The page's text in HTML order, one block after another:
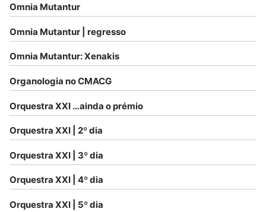
Omnia Mutantur
Omnia Mutantur | regresso
Omnia Mutantur: Xenakis
Organologia no CMACG
Orquestra XXI …ainda o prémio
Orquestra XXI | 2º dia
Orquestra XXI | 3º dia
Orquestra XXI | 4º dia
Orquestra XXI | 5º dia